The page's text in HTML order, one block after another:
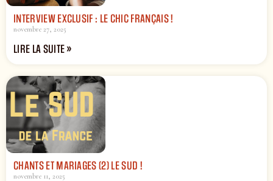
INTERVIEW EXCLUSIF : LE CHIC FRANÇAIS !
novembre 27, 2025
LIRE LA SUITE »
CHANTS ET MARIAGES (2) LE SUD !
novembre 11, 2025